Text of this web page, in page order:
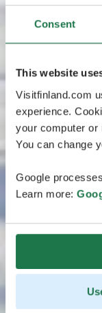
Consent
This website
Visitfinland.com
experience.
your computer or
You can change
Google
Learn more: